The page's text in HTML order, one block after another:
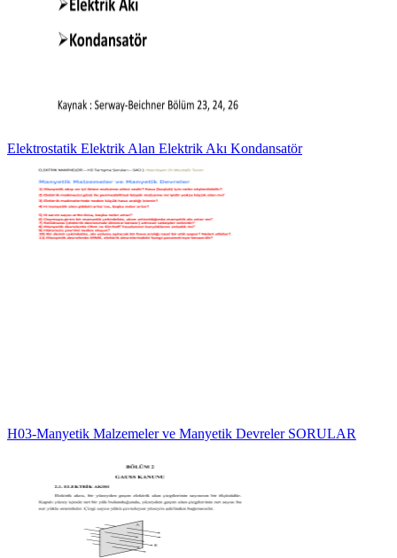
Elektrostatik Elektrik Alan Elektrik Akı Kondansatör
H03-Manyetik Malzemeler ve Manyetik Devreler SORULAR